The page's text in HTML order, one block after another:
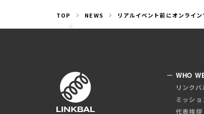
TOP NEWS リアルイベント前にオンライ
WHO
リンク
ミッショ
代表挨拶